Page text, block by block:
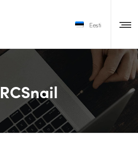
Eesti
RCSnail